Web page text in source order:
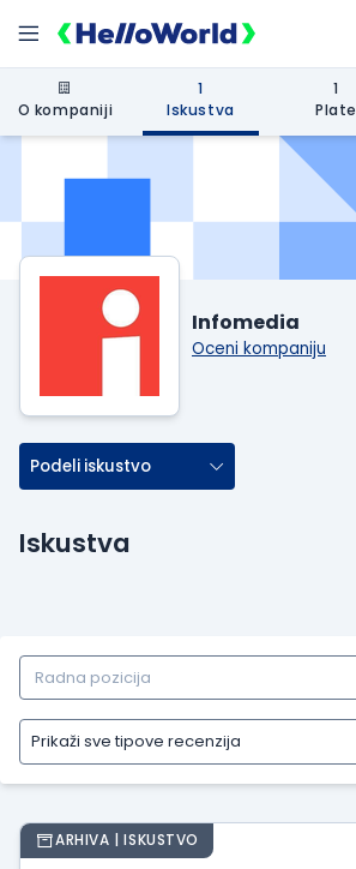
O kompaniji
1
Iskustva
1
Plate
Infomedia
Oceni kompaniju
Podeli iskustvo
Iskustva
Prikaži sve tipove recenzija
Prikaži
sve
tipove
recenzija
ARHIVA | ISKUSTVO